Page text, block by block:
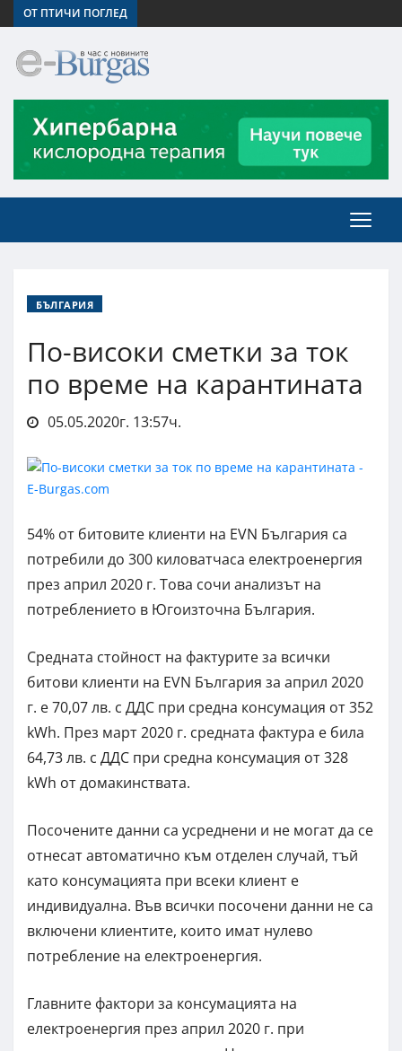
ОТ ПТИЧИ ПОГЛЕД
БЪЛГАРИЯ
По-високи сметки за ток
по време на карантината
05.05.2020г. 13:57ч.
54% от битовите клиенти на EVN България са
потребили до 300 киловатчаса електроенергия
през април 2020 г. Това сочи анализът на
потреблението в Югоизточна България.
Средната стойност на фактурите за всички
битови клиенти на EVN България за април 2020
г. е 70,07 лв. с ДДС при средна консумация от 352
kWh. През март 2020 г. средната фактура е била
64,73 лв. с ДДС при средна консумация от 328
kWh oт домакинствата.
Посочените данни са усреднени и не могат да се
отнесат автоматично към отделен случай, тъй
като консумацията при всеки клиент е
индивидуална. Във всички посочени данни не са
включени клиентите, които имат нулево
потребление на електроенергия.
Главните фактори за консумацията на
електроенергия през април 2020 г. при